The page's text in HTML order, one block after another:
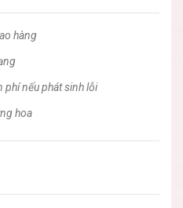
hàng
phí nếu phát sinh lỗi
hoa